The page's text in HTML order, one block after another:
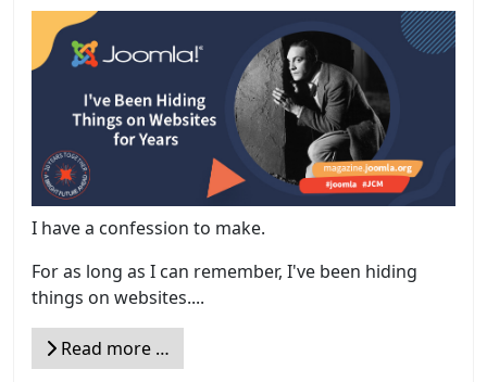
I have a confession to make.
For as long as I can remember, I've been hiding
things on websites....
Read more …